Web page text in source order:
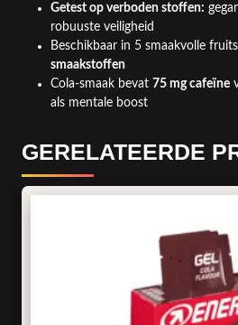
Getest op verboden stoffen:
robuuste veiligheid
Beschikbaar in 5 smaakvolle
smaakstoffen
Cola-smaak bevat 75 mg cafeïne
als mentale boost
GERELATEERDE